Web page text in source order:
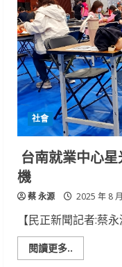
盡
速
排
水
防
範
福
壽
螺
危
害
社會
台南就業中心
機
蔡 永源 2025 年 8
【民正新聞記者:蔡
閱讀更多..
more